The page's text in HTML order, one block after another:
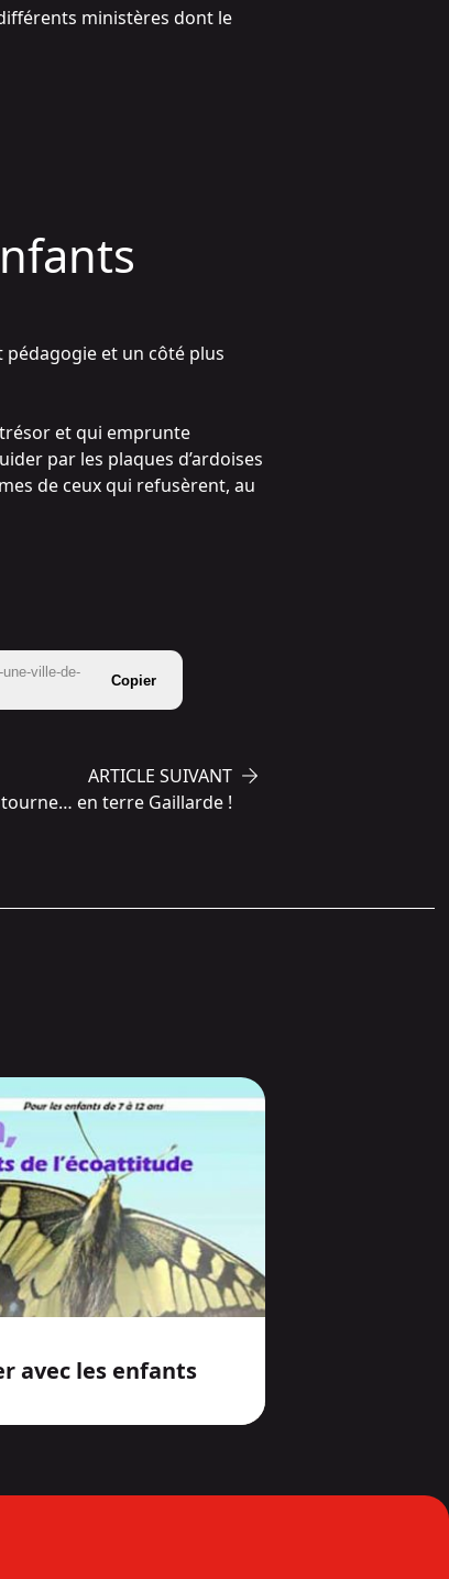
ministères dont le
et un côté plus
et qui emprunte
par les plaques d’ardoises
de ceux qui refusèrent, au
ville-de-
Copier
ARTICLE SUIVANT
en terre Gaillarde !
avec les enfants